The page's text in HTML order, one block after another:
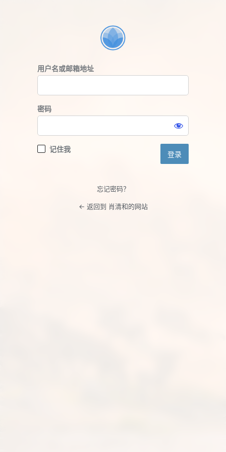
用户名或邮箱地址
密码
记住我
忘记密码？
← 返回到 肖清和的网站